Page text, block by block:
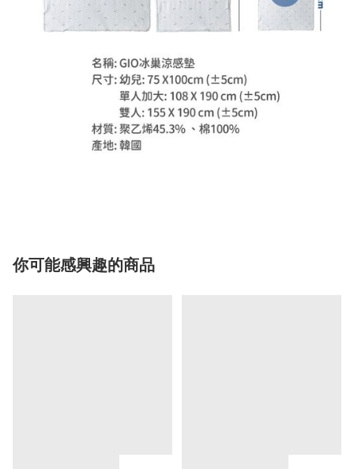
你可能感興趣的商品